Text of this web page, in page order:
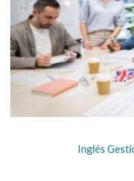
Inglés